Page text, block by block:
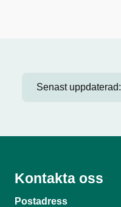
Senast uppdaterad:
Kontakta oss
Postadress